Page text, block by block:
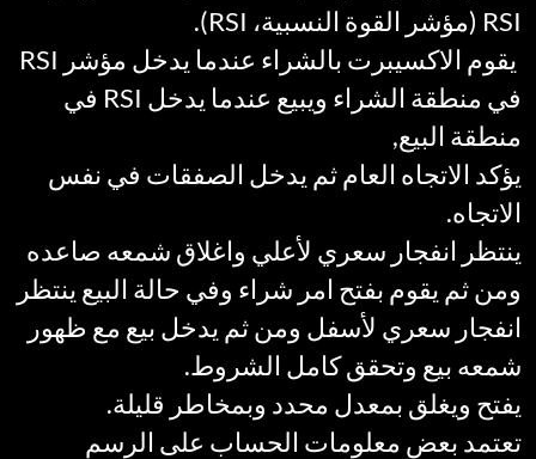
RSI (مؤشر القوة النسبية، RSI).
يقوم الاكسيبرت بالشراء عندما يدخل مؤشر RSI
في منطقة الشراء ويبيع عندما يدخل RSI في
منطقة البيع,
يؤكد الاتجاه العام ثم يدخل الصفقات في نفس
الاتجاه.
ينتظر انفجار سعري لأعلي واغلاق شمعه صاعده
ومن ثم يقوم بفتح امر شراء وفي حالة البيع ينتظر
انفجار سعري لأسفل ومن ثم يدخل بيع مع ظهور
شمعه بيع وتحقق كامل الشروط.
يفتح ويغلق بمعدل محدد وبمخاطر قليلة.
تعتمد بعض معلومات الحساب على الرسم